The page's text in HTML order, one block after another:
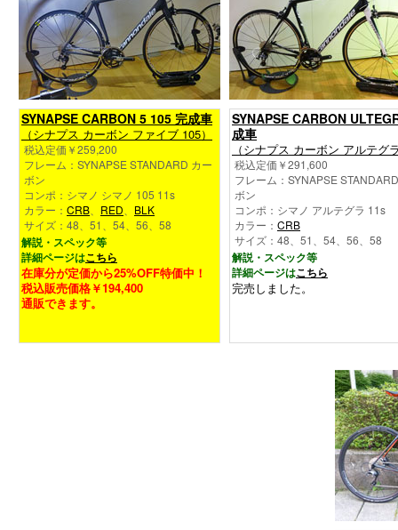
SYNAPSE CARBON 5 105 完成車
（シナプス カーボン ファイブ 105）
税込定価￥259,200
フレーム：SYNAPSE STANDARD カー
ボン
コンポ：シマノ シマノ 105 11s
カラー： CRB RED
BLK
サイズ：48、51、54、56、58
解説・スペック等
詳細ページはこちら
在庫分が定価から25%OFF特価中！
税込販売価格￥194,400
通販できます。
SYNAPSE CARBON
成車
（シナプス カーボン アルテグ
税込定価￥291,600
フレーム：SYNAPSE
ボン
コンポ：シマノ アルテグラ 11s
カラー： CRB
サイズ：48、51、54、56、58
解説・スペック等
詳細ページはこちら
完売しました。